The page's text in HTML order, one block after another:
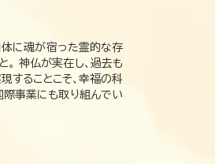
体に魂が宿った霊的な存
神仏が実在し、過去も
することこそ、幸福の科
際事業にも取り組んでい